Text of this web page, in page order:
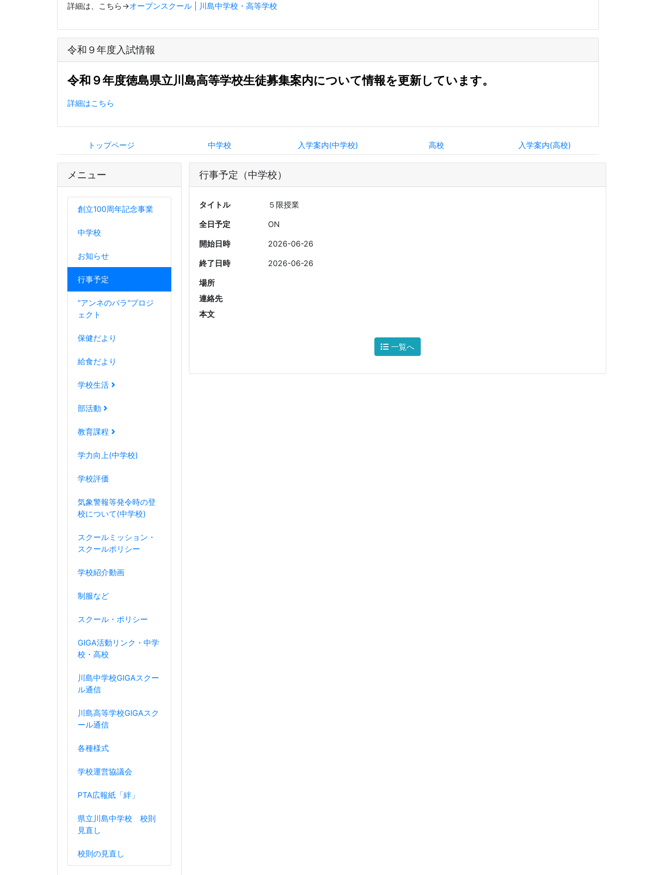
詳細は、こちら→オープンスクール | 川島中学校・高等学校
令和９年度入試情報
令和９年度徳島県立川島高等学校生徒募集案内について情報を更新しています。
詳細はこちら
トップページ 中学校 入学案内(中学校) 高校 入学案内(高校)
メニュー
創立100周年記念事業
中学校
お知らせ
行事予定
"アンネのバラ"プロジ
ェクト
保健だより
給食だより
学校生活
部活動
教育課程
学力向上(中学校)
学校評価
気象警報等発令時の登
校について(中学校)
スクールミッション・
スクールポリシー
学校紹介動画
制服など
スクール・ポリシー
GIGA活動リンク・中学
校・高校
川島中学校GIGAスクー
ル通信
川島高等学校GIGAスク
ール通信
各種様式
学校運営協議会
PTA広報紙「絆」
県立川島中学校 校則
見直し
校則の見直し
行事予定（中学校）
タイトル
５限授業
全日予定
ON
開始日時
2026-06-26
終了日時
2026-06-26
場所
連絡先
本文
一覧へ